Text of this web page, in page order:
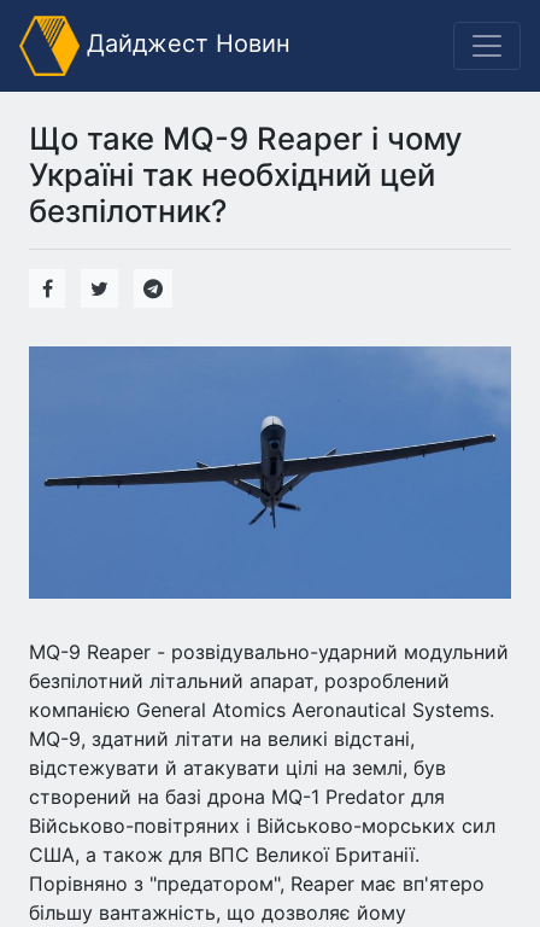
Дайджест Новин
Що таке MQ-9 Reaper і чому
Україні так необхідний цей
безпілотник?
MQ-9 Reaper - розвідувально-ударний модульний
безпілотний літальний апарат, розроблений
компанією General Atomics Aeronautical Systems.
MQ-9, здатний літати на великі відстані,
відстежувати й атакувати цілі на землі, був
створений на базі дрона MQ-1 Predator для
Військово-повітряних і Військово-морських сил
США, а також для ВПС Великої Британії.
Порівняно з "предатором", Reaper має вп'ятеро
більшу вантажність, що дозволяє йому